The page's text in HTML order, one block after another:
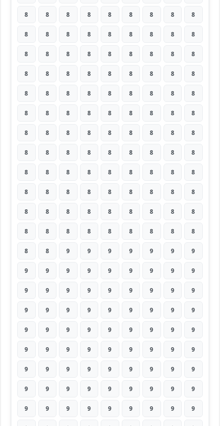
8 8 8 8 8 8 8 8 8
8 8 8 8 8 8 8 8 8
8 8 8 8 8 8 8 8 8
8 8 8 8 8 8 8 8 8
8 8 8 8 8 8 8 8 8
8 8 8 8 8 8 8 8 8
8 8 8 8 8 8 8 8 8
8 8 8 8 8 8 8 8 8
8 8 8 8 8 8 8 8 8
8 8 8 8 8 8 8 8 8
8 8 8 8 8 8 8 8 8
8 8 8 8 8 8 8 8 8
8 8 9 9 9 9 9 9 9
9 9 9 9 9 9 9 9 9
9 9 9 9 9 9 9 9 9
9 9 9 9 9 9 9 9 9
9 9 9 9 9 9 9 9 9
9 9 9 9 9 9 9 9 9
9 9 9 9 9 9 9 9 9
9 9 9 9 9 9 9 9 9
9 9 9 9 9 9 9 9 9